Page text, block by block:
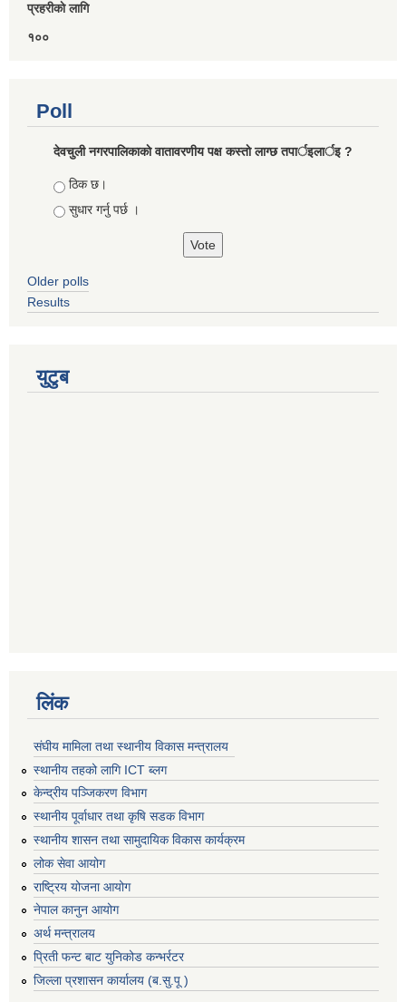
प्रहरीकाे लागि
१००
Poll
देवचुली नगरपालिकाकाे वातावरणीय पक्ष कस्ताे लाग्छ तपार्इलार्इ ?
Choices
ठिक छ।
सुधार गर्नु पर्छ ।
Older polls
Results
युटुब
लिंक
संघीय मामिला तथा स्थानीय विकास मन्त्रालय
स्थानीय तहको लागि ICT ब्लग
केन्द्रीय पञ्जिकरण विभाग
स्थानीय पूर्वाधार तथा कृषि सडक विभाग
स्थानीय शासन तथा सामुदायिक विकास कार्यक्रम
लोक सेवा आयोग
राष्ट्रिय योजना आयोग
नेपाल कानुन आयोग
अर्थ मन्त्रालय
प्रिती फन्ट बाट युनिकोड कन्भर्रटर
जिल्ला प्रशासन कार्यालय (ब.सु.पू )